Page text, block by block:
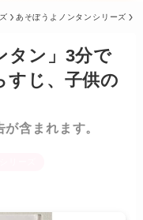
あそぼうよノンタンシリーズ
タン」3分で
すじ、子供の
含まれます。